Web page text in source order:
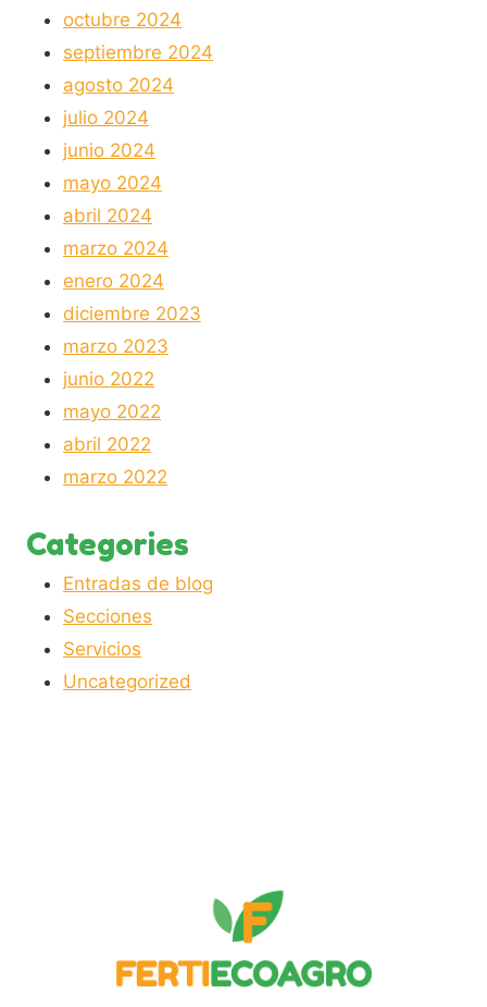
octubre 2024
septiembre 2024
agosto 2024
julio 2024
junio 2024
mayo 2024
abril 2024
marzo 2024
enero 2024
diciembre 2023
marzo 2023
junio 2022
mayo 2022
abril 2022
marzo 2022
Categories
Entradas de blog
Secciones
Servicios
Uncategorized